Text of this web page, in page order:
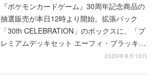
『ポケモンカードゲーム』30周年記念商品の
抽選販売が本日12時より開始。拡張パック
「30th CELEBRATION」のボックスに、「プ
レミアムデッキセット エーフィ・ブラッキ
ー」「FUTURISTIC BOX」の計3商品2026年8月10日